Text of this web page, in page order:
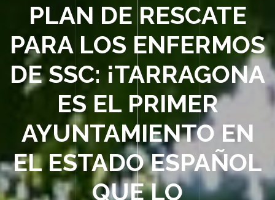
PLAN DE RESCATE
PARA LOS ENFERMOS
DE SSC: ¡TARRAGONA
ES EL PRIMER
AYUNTAMIENTO EN
EL ESTADO ESPAÑOL
QUE LO